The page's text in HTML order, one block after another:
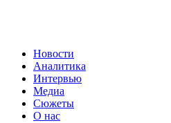
Новости
Аналитика
Интервью
Медиа
Сюжеты
О нас